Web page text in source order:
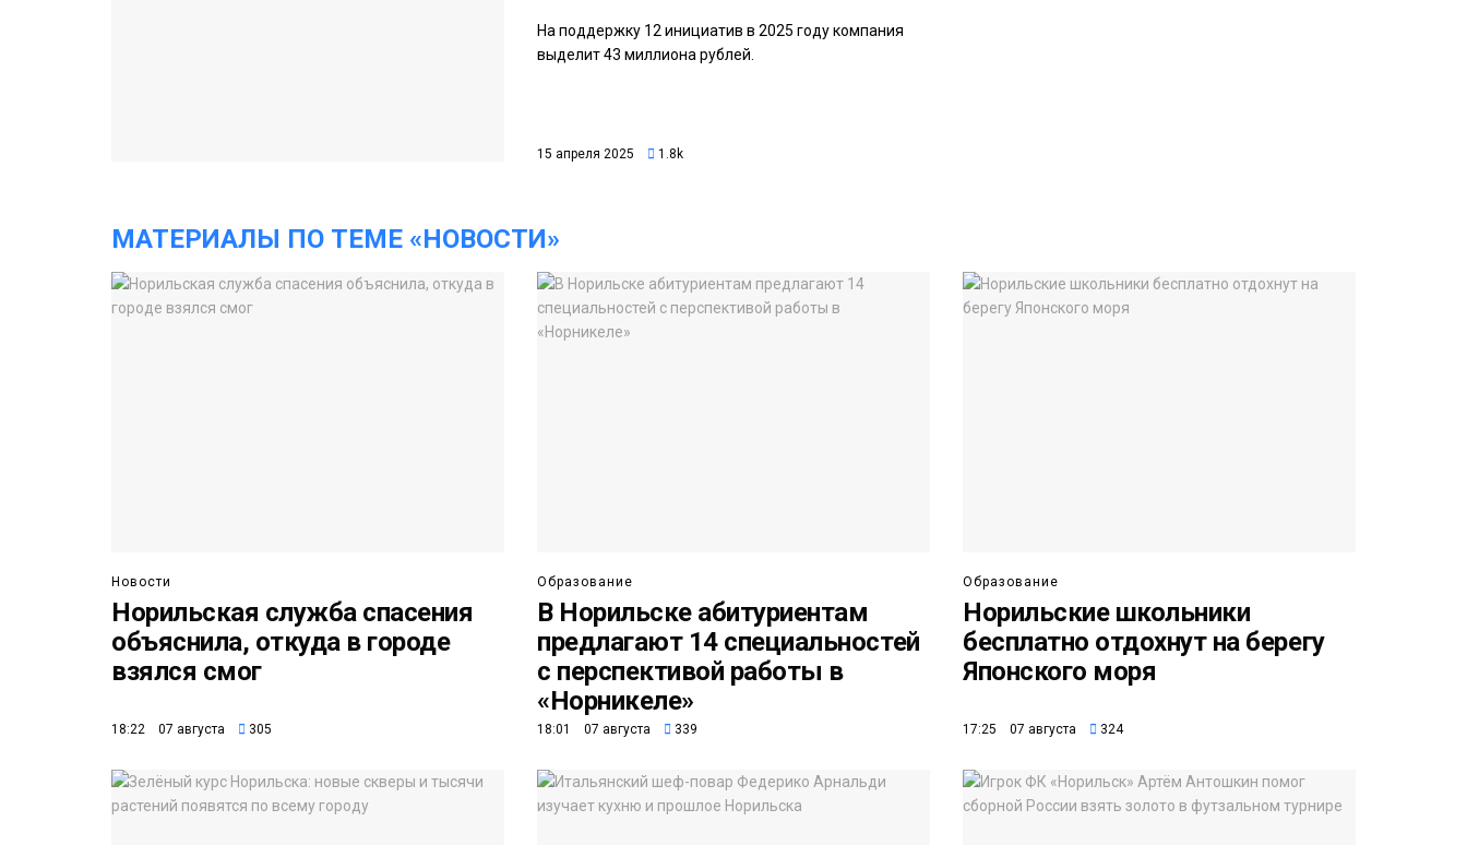
На поддержку 12 инициатив в 2025 году компания
выделит 43 миллиона рублей.
15 апреля 2025 1.8k
МАТЕРИАЛЫ ПО ТЕМЕ «НОВОСТИ»
Новости
Норильская служба спасения
объяснила, откуда в городе
взялся смог
18:22 07 августа 305
Образование
В Норильске абитуриентам
предлагают 14 специальностей
с перспективой работы в
«Норникеле»
18:01 07 августа 339
Образование
Норильские школьники
бесплатно отдохнут на берегу
Японского моря
17:25 07 августа 324